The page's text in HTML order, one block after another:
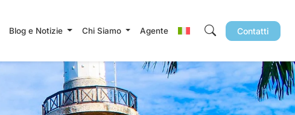
Blog e Notizie Chi Siamo Agente Contatti